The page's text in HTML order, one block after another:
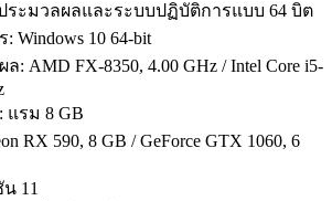
ระมวลผลและระบบปฏิบัติการแบบ 64 บิต
Windows 10 64-bit
: AMD FX-8350, 4.00 GHz / Intel Core i5-
รม 8 GB
RX 590, 8 GB / GeForce GTX 1060, 6
11